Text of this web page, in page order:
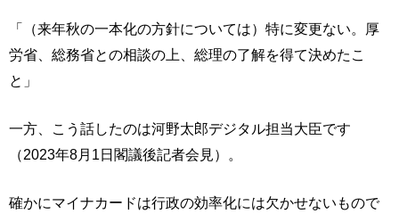
「（来年秋の一本化の方針については）特に変更ない。厚
労省、総務省との相談の上、総理の了解を得て決めたこ
と」
一方、こう話したのは河野太郎デジタル担当大臣です
（2023年8月1日閣議後記者会見）。
確かにマイナカードは行政の効率化には欠かせないもので